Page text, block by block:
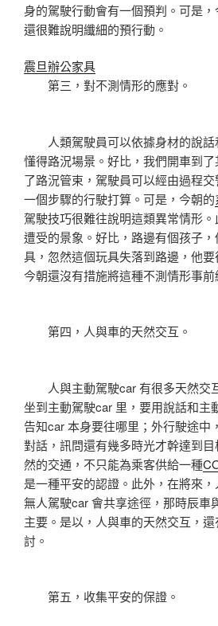
身的駕駛行動會有一個預判。可是
還很難說明纖細的預行動。
震旦辦公家具
第三，對不測情形的應對。
人類駕駛員可以依據身材的說話
懂得路況場景。好比，我們開車到
了路況管束，駕駛員可以經由過程
一個步驟的行駛打算。可是，今朝的
駕駛技巧很難往說明這類異常情形
遭受的景象。好比，路邊有個孩子
具，忽然這個玩具失落到路邊，他
今朝還沒有措施將這種不測情形事前
第四，人與車的天然交互。
人與主動駕駛car 有很多天然交
坐到主動駕駛car 里，要用說話和主
告知car 本身要往哪里；外行駛途中
對話，訊問還有幾多時光才幹達到
然的交通，不只能為乘客供給一種
是一種平安的認證。此外，在將來
無人駕駛car 會共享途徑，那時辰車
主要。是以，人與車的天然交互，
討。
第五，收集平安的保證。